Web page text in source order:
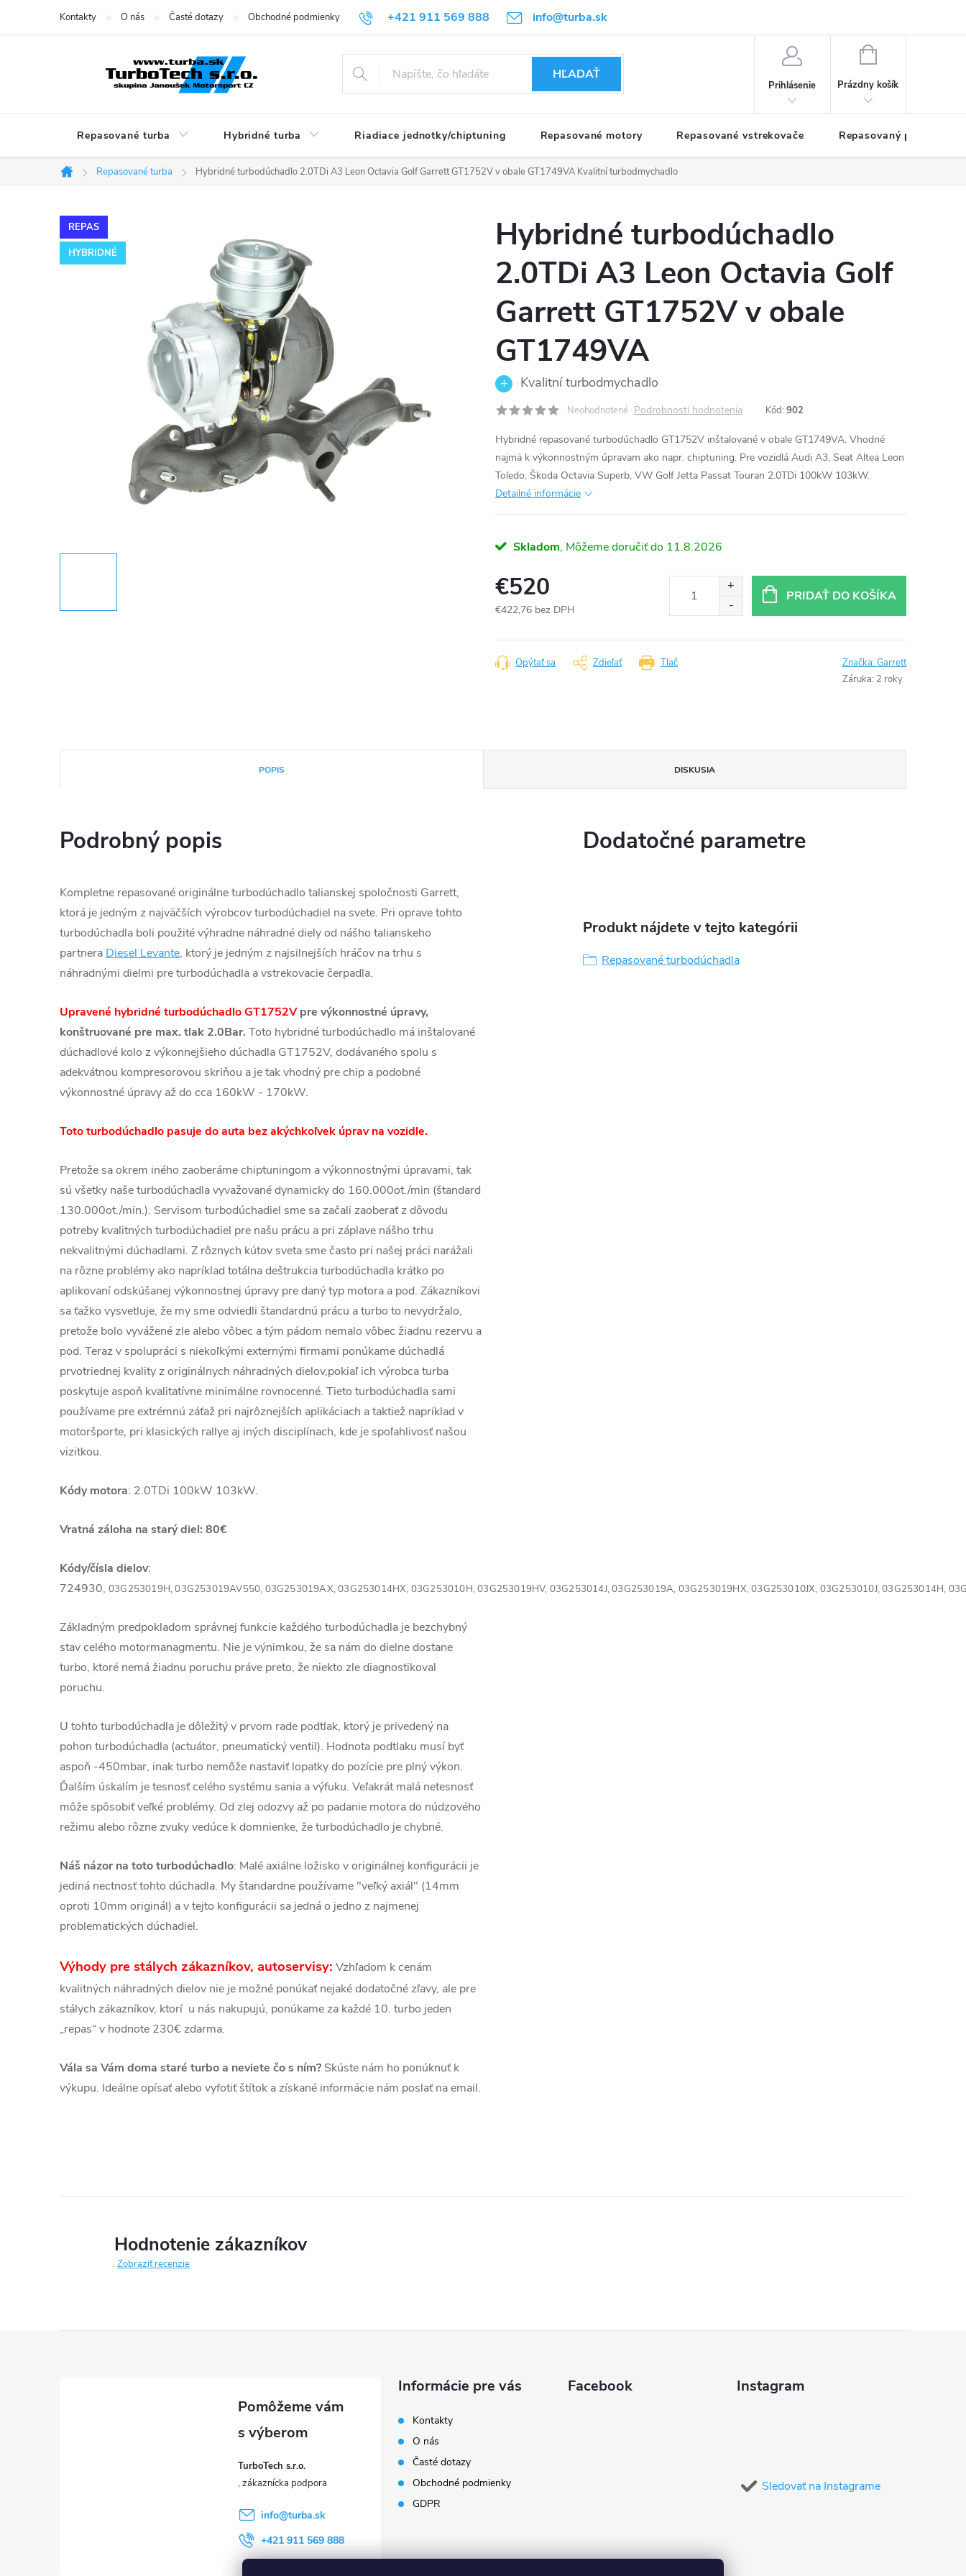
+421 911 569 888 info@turba.sk
Kontakty O nás Časté dotazy Obchodné podmienky GDPR
HĽADAŤ
Prihlásenie
NÁKUPNÝ
Prázdny košík
Repasované turba Hybridné turba Riadiace jednotky/chiptuning Repasované motory Repasované vstrekovače Repasovaný pohon TDM
Domov
Repasované turba Hybridné turbodúchadlo 2.0TDi A3 Leon Octavia Golf Garrett GT1752V v obale GT1749VA Kvalitní turbodmychadlo
REPAS
HYBRIDNÉ
Hybridné turbodúchadlo
2.0TDi A3 Leon Octavia Golf
Garrett GT1752V v obale
GT1749VA
Kvalitní turbodmychadlo
Neohodnotené Podrobnosti hodnotenia Kód: 902
Hybridné repasované turbodúchadlo GT1752V inštalované v obale GT1749VA. Vhodné
najmä k výkonnostným úpravam ako napr. chiptuning. Pre vozidlá Audi A3, Seat Altea Leon
Toledo, Škoda Octavia Superb, VW Golf Jetta Passat Touran 2.0TDi 100kW 103kW.
Detailné informácie
Skladom 11.8.2026
€520
€422,76 bez DPH
cena:
PRIDAŤ DO KOŠÍKA
Tlač
Opýtať sa Zdieľať Značka:Garrett
Záruka: 2 roky
POPIS DISKUSIA
Podrobný popis
Kompletne repasované originálne turbodúchadlo talianskej spoločnosti Garrett,
ktorá je jedným z najväčších výrobcov turbodúchadiel na svete. Pri oprave tohto
turbodúchadla boli použité výhradne náhradné diely od nášho talianskeho
partnera Diesel Levante, ktorý je jedným z najsilnejších hráčov na trhu s
náhradnými dielmi pre turbodúchadla a vstrekovacie čerpadla.
Upravené hybridné turbodúchadlo GT1752Vpre výkonnostné úpravy,
konštruované pre max. tlak 2.0Bar. Toto hybridné turbodúchadlo má inštalované
dúchadlové kolo z výkonnejšieho dúchadla GT1752V, dodávaného spolu s
adekvátnou kompresorovou skriňou a je tak vhodný pre chip a podobné
výkonnostné úpravy až do cca 160kW - 170kW.
Toto turbodúchadlo pasuje do auta bez akýchkoľvek úprav na vozidle.
Pretože sa okrem iného zaoberáme chiptuningom a výkonnostnými úpravami, tak
sú všetky naše turbodúchadla vyvažované dynamicky do 160.000ot./min (štandard
130.000ot./min.). Servisom turbodúchadiel sme sa začali zaoberať z dôvodu
potreby kvalitných turbodúchadiel pre našu prácu a pri záplave nášho trhu
nekvalitnými dúchadlami. Z rôznych kútov sveta sme často pri našej práci narážali
na rôzne problémy ako napríklad totálna deštrukcia turbodúchadla krátko po
aplikovaní odskúšanej výkonnostnej úpravy pre daný typ motora a pod. Zákazníkovi
sa ťažko vysvetluje, že my sme odviedli štandardnú prácu a turbo to nevydržalo,
pretože bolo vyvážené zle alebo vôbec a tým pádom nemalo vôbec žiadnu rezervu a
pod. Teraz v spolupráci s niekoľkými externými firmami ponúkame dúchadlá
prvotriednej kvality z originálnych náhradných dielov,pokiaľ ich výrobca turba
poskytuje aspoň kvalitatívne minimálne rovnocenné. Tieto turbodúchadla sami
používame pre extrémnú záťaž pri najrôznejších aplikáciach a taktiež napríklad v
motoršporte, pri klasických rallye aj iných disciplínach, kde je spoľahlivosť našou
vizitkou.
Kódy motora: 2.0TDi 100kW 103kW.
Vratná záloha na starý diel: 80€
Kódy/čísla dielov:
724930, 03G253019H,03G253019AV550, 03G253019AX,03G253014HX, 03G253010H,03G253019HV, 03G253014J,03G253019A, 03G253019HX,03G253010JX, 03G253010J,03G253014H,
Základným predpokladom správnej funkcie každého turbodúchadla je bezchybný
stav celého motormanagmentu. Nie je výnimkou, že sa nám do dielne dostane
turbo, ktoré nemá žiadnu poruchu práve preto, že niekto zle diagnostikoval
poruchu.
U tohto turbodúchadla je dôležitý v prvom rade podtlak, ktorý je privedený na
pohon turbodúchadla (actuátor, pneumatický ventil). Hodnota podtlaku musí byť
aspoň -450mbar, inak turbo nemôže nastaviť lopatky do pozície pre plný výkon.
Ďalším úskalím je tesnosť celého systému sania a výfuku. Veľakrát malá netesnosť
môže spôsobiť veľké problémy. Od zlej odozvy až po padanie motora do núdzového
režimu alebo rôzne zvuky vedúce k domnienke, že turbodúchadlo je chybné.
Náš názor na toto turbodúchadlo: Malé axiálne ložisko v originálnej konfigurácii je
jediná nectnosť tohto dúchadla. My štandardne používame "veľký axiál" (14mm
oproti 10mm originál) a v tejto konfigurácii sa jedná o jedno z najmenej
problematických dúchadiel.
Výhody pre stálych zákazníkov, autoservisy: Vzhľadom k cenám
kvalitných náhradných dielov nie je možné ponúkať nejaké dodatočné zľavy, ale pre
stálych zákazníkov, ktorí u nás nakupujú, ponúkame za každé 10. turbo jeden
„repas“ v hodnote 230€ zdarma.
Vála sa Vám doma staré turbo a neviete čo s ním? Skúste nám ho ponúknuť k
výkupu. Ideálne opísať alebo vyfotiť štítok a získané informácie nám poslať na email.
Dodatočné parametre
Produkt nájdete v tejto kategórii
Repasované turbodúchadla
Hodnotenie zákazníkov
Zobraziť recenzie
TurboTech s.r.o.
info@turba.sk
+421 911 569 888
Informácie pre vás
Kontakty
O nás
Časté dotazy
Obchodné podmienky
GDPR
Facebook Instagram
Sledovať na Instagrame